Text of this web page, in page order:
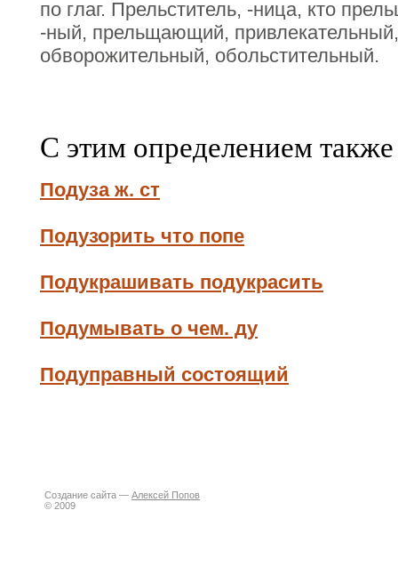
по глаг. Прельститель, -ница, кто
-ный, прельщающий,
обворожительный, обольстительный.
С этим определением
Подуза ж. ст
Подузорить что попе
Подукрашивать подукрасить
Подумывать о чем. ду
Подуправный состоящий
Создание сайта — Алексей Попов
© 2009